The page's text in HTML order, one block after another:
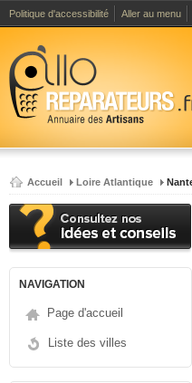
Politique d'accessibilité Aller au menu
Accueil Loire Atlantique
NAVIGATION
Page d'accueil
Liste des villes